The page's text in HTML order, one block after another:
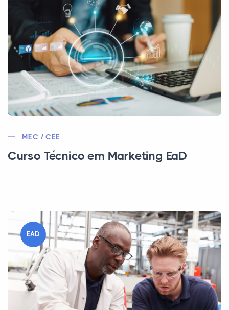
MEC / CEE
Curso Técnico em Marketing EaD
EAD